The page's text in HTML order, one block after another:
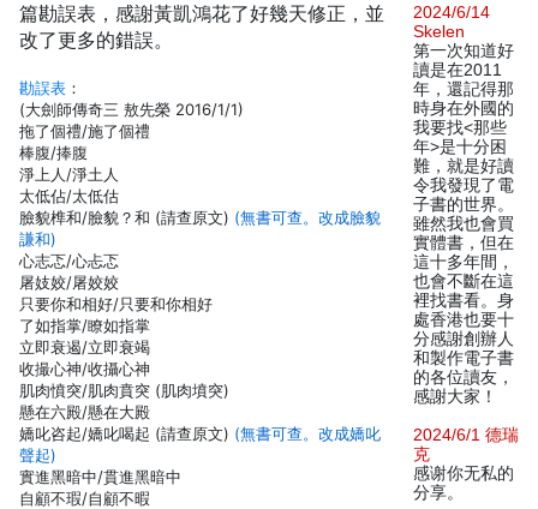
篇勘誤表，感謝黃凱鴻花了好幾天修正，並
改了更多的錯誤。
勘誤表 ：
(大劍師傳奇三 敖先榮 2016/1/1)
拖了個禮/施了個禮
棒腹/捧腹
淨上人/淨土人
太低佔/太低估
臉貌榫和/臉貌？和 (請查原文) (無書可查。改成臉貌
謙和)
心志忑/心忐忑
屠妓姣/屠姣姣
只要你和相好/只要和你相好
了如指掌/瞭如指掌
立即衰遏/立即衰竭
收撮心神/收攝心神
肌肉憤突/肌肉賁突 (肌肉墳突)
懸在六殿/懸在大殿
嬌叱咨起/嬌叱喝起 (請查原文) (無書可查。改成嬌叱
聲起)
實進黑暗中/貫進黑暗中
自顧不瑕/自顧不暇
2024/6/14
Skelen
第一次知道好
讀是在2011
年，還記得那
時身在外國的
我要找<那些
年>是十分困
難，就是好讀
令我發現了電
子書的世界。
雖然我也會買
實體書，但在
這十多年間，
也會不斷在這
裡找書看。身
處香港也要十
分感謝創辦人
和製作電子書
的各位讀友，
感謝大家！
2024/6/1 德瑞
克
感谢你无私的
分享。